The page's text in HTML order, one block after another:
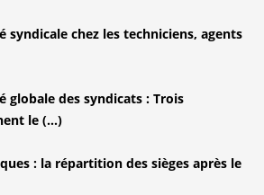
syndicale chez les techniciens, agents
globale des syndicats : Trois
le (...)
: la répartition des sièges après le